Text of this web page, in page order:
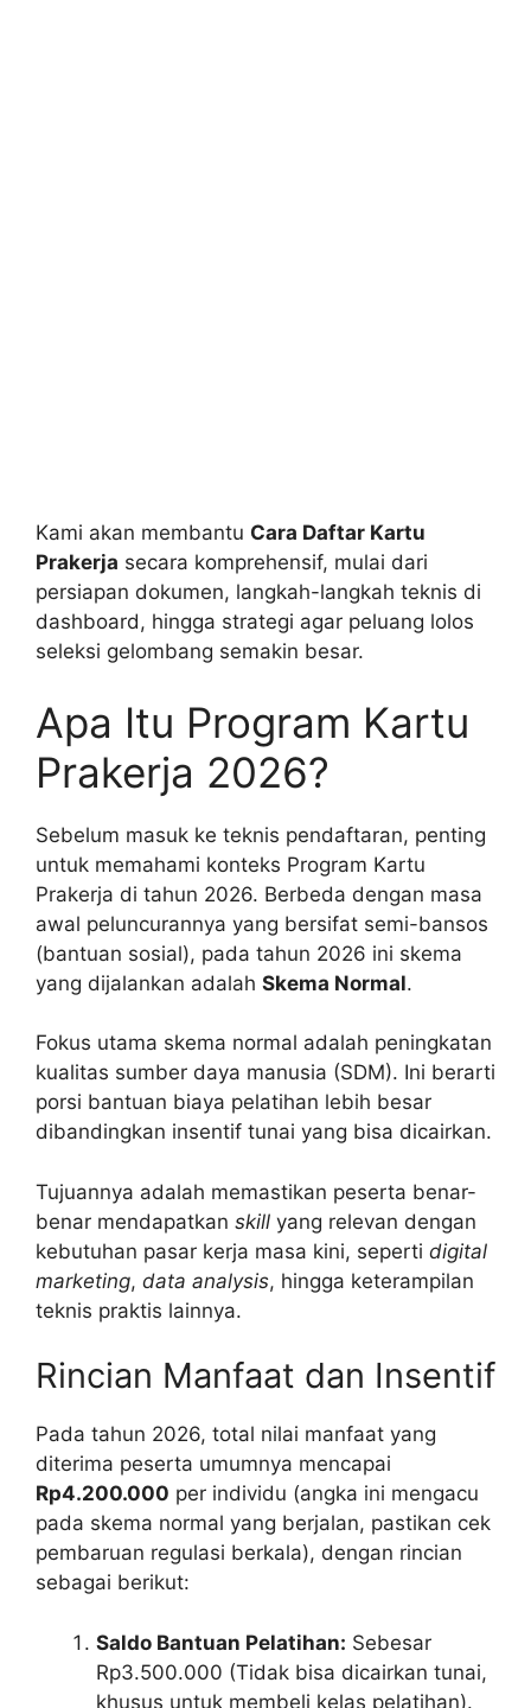
Kami akan membantu Cara Daftar Kartu
Prakerja secara komprehensif, mulai dari
persiapan dokumen, langkah-langkah teknis di
dashboard, hingga strategi agar peluang lolos
seleksi gelombang semakin besar.
Apa Itu Program Kartu
Prakerja 2026?
Sebelum masuk ke teknis pendaftaran, penting
untuk memahami konteks Program Kartu
Prakerja di tahun 2026. Berbeda dengan masa
awal peluncurannya yang bersifat semi-bansos
(bantuan sosial), pada tahun 2026 ini skema
yang dijalankan adalah Skema Normal.
Fokus utama skema normal adalah peningkatan
kualitas sumber daya manusia (SDM). Ini berarti
porsi bantuan biaya pelatihan lebih besar
dibandingkan insentif tunai yang bisa dicairkan.
Tujuannya adalah memastikan peserta benar-
benar mendapatkan skill yang relevan dengan
kebutuhan pasar kerja masa kini, seperti digital
marketing, data analysis, hingga keterampilan
teknis praktis lainnya.
Rincian Manfaat dan Insentif
Pada tahun 2026, total nilai manfaat yang
diterima peserta umumnya mencapai
Rp4.200.000 per individu (angka ini mengacu
pada skema normal yang berjalan, pastikan cek
pembaruan regulasi berkala), dengan rincian
sebagai berikut:
Saldo Bantuan Pelatihan: Sebesar
Rp3.500.000 (Tidak bisa dicairkan tunai,
khusus untuk membeli kelas pelatihan).